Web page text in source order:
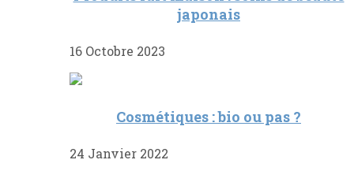
japonais
16 Octobre 2023
Cosmétiques : bio ou pas ?
24 Janvier 2022